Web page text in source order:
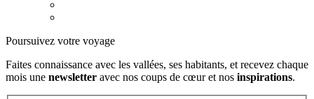
Poursuivez votre voyage
Faites connaissance avec les vallées, ses habitants, et recevez chaque
mois une newsletter avec nos coups de cœur et nos inspirations.